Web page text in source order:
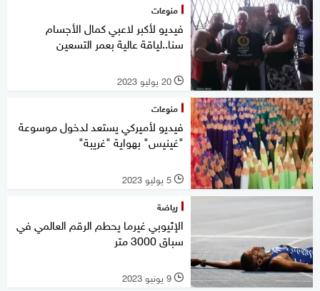
منوعات
فيديو لأكبر لاعبي كمال الأجسام
سنا..لياقة عالية بعمر التسعين
l 20 يوليو 2023
منوعات
فيديو لأميركي يستعد لدخول موسوعة
"غينيس" بهواية "غريبة"
l 5 يوليو 2023
رياضة
الإثيوبي غيرما يحطم الرقم العالمي في
سباق 3000 متر
l 9 يونيو 2023